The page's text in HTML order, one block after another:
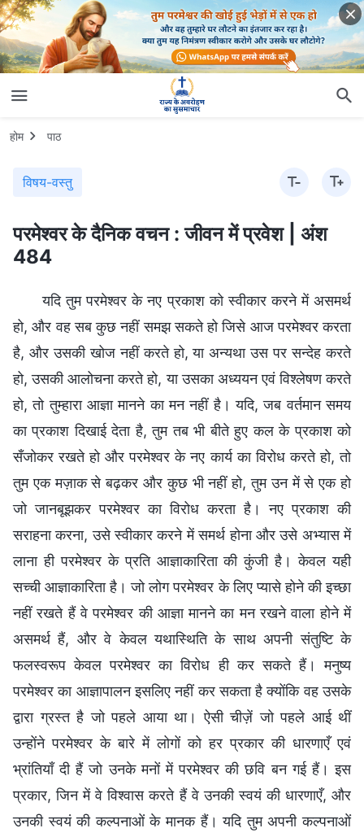
होम पाठ
विषय-वस्तु
परमेश्वर के दैनिक वचन : जीवन में प्रवेश | अंश
484
यदि तुम परमेश्वर के नए प्रकाश को स्वीकार करने में असमर्थ
हो, और वह सब कुछ नहीं समझ सकते हो जिसे आज परमेश्वर करता
है, और उसकी खोज नहीं करते हो, या अन्यथा उस पर सन्देह करते
हो, उसकी आलोचना करते हो, या उसका अध्ययन एवं विश्लेषण करते
हो, तो तुम्हारा आज्ञा मानने का मन नहीं है। यदि, जब वर्तमान समय
का प्रकाश दिखाई देता है, तुम तब भी बीते हुए कल के प्रकाश को
सँजोकर रखते हो और परमेश्वर के नए कार्य का विरोध करते हो, तो
तुम एक मज़ाक से बढ़कर और कुछ भी नहीं हो, तुम उन में से एक हो
जो जानबूझकर परमेश्वर का विरोध करता है। नए प्रकाश की
सराहना करना, उसे स्वीकार करने में समर्थ होना और उसे अभ्यास में
लाना ही परमेश्वर के प्रति आज्ञाकारिता की कुंजी है। केवल यही
सच्ची आज्ञाकारिता है। जो लोग परमेश्वर के लिए प्यासे होने की इच्छा
नहीं रखते हैं वे परमेश्वर की आज्ञा मानने का मन रखने वाला होने में
असमर्थ हैं, और वे केवल यथास्थिति के साथ अपनी संतुष्टि के
फलस्वरूप केवल परमेश्वर का विरोध ही कर सकते हैं। मनुष्य
परमेश्वर का आज्ञापालन इसलिए नहीं कर सकता है क्योंकि वह उसके
द्वारा ग्रस्त है जो पहले आया था। ऐसी चीज़ें जो पहले आई थीं
उन्होंने परमेश्वर के बारे में लोगों को हर प्रकार की धारणाएँ एवं
भ्रांतियाँ दी हैं जो उनके मनों में परमेश्वर की छवि बन गई हैं। इस
प्रकार, जिन में वे विश्वास करते हैं वे उनकी स्वयं की धारणाएँ, और
उनकी स्वयं की कल्पनाओं के मानक हैं। यदि तुम अपनी कल्पनाओं